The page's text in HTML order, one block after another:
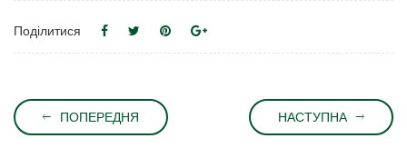
Поділитися
ПОПЕРЕДНЯ НАСТУПНА